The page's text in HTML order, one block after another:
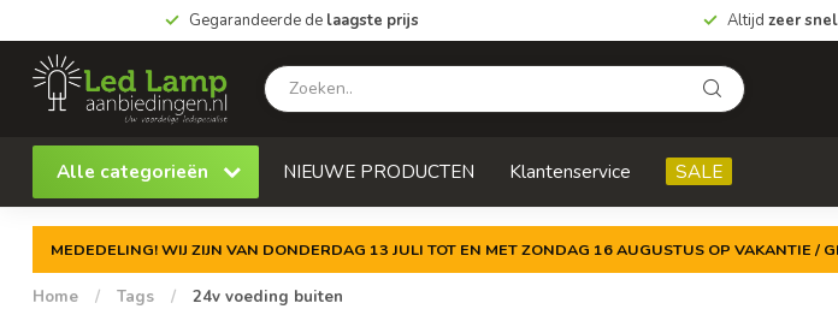
Gegarandeerde de laagste prijs Altijd zeer
Alle categorieën NIEUWE PRODUCTEN Klantenservice SALE
MEDEDELING! WIJ ZIJN VAN DONDERDAG 13 JULI TOT EN MET ZONDAG 16 AUGUSTUS OP VAKANTIE /
Home / Tags / 24v voeding buiten